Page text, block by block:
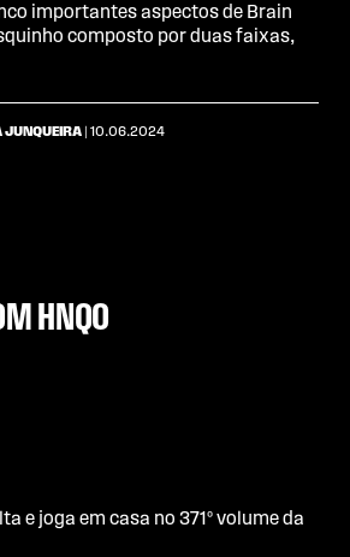
importantes aspectos de Brain
composto por duas faixas,
JUNQUEIRA | 10.06.2024
HNQO
e joga em casa no 371º volume da